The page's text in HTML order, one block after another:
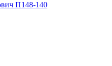
П148-140